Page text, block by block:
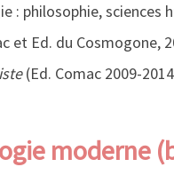
: philosophie, sciences
et Ed. du Cosmogone,
(Ed. Comac 2009-
moderne